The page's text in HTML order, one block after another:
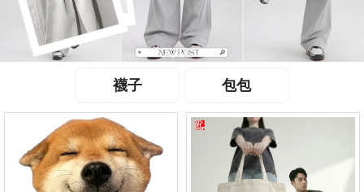
全部尺寸 L
方形款
水滴款
耳夾一對 耳鈎
耳鉤
現貨商品